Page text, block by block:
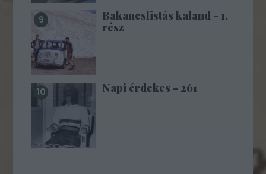
Bakancslistás kaland - 1.
rész
Napi érdekes - 261